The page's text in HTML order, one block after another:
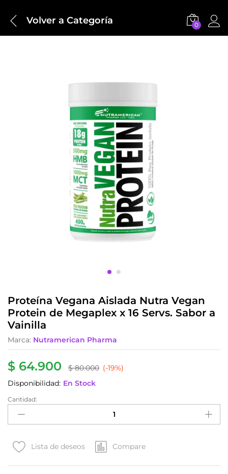
Volver a Categoría 0
Proteína Vegana Aislada Nutra Vegan
Protein de Megaplex x 16 Servs. Sabor a
Vainilla
Marca: Nutramerican Pharma
$ 64.900 $80.000 (-19%)
Disponibilidad: En Stock
Proteína
Vegana
Aislada
Vegan
de
Cantidad:
Lista de deseos Compare